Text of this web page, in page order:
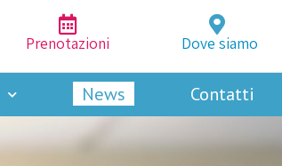
Prenotazioni Dove siamo
News Contatti